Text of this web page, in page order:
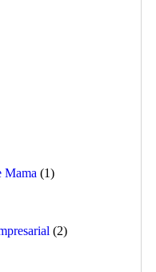
Mama (1)
(2)